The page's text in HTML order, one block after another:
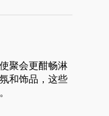
聚会更酣畅淋
和饰品，这些